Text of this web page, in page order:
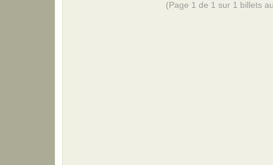
(Page 1 de 1 sur 1 billets